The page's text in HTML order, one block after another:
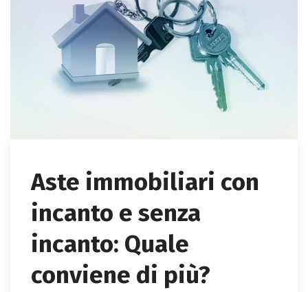
Aste immobiliari con
incanto e senza
incanto: Quale
conviene di più?